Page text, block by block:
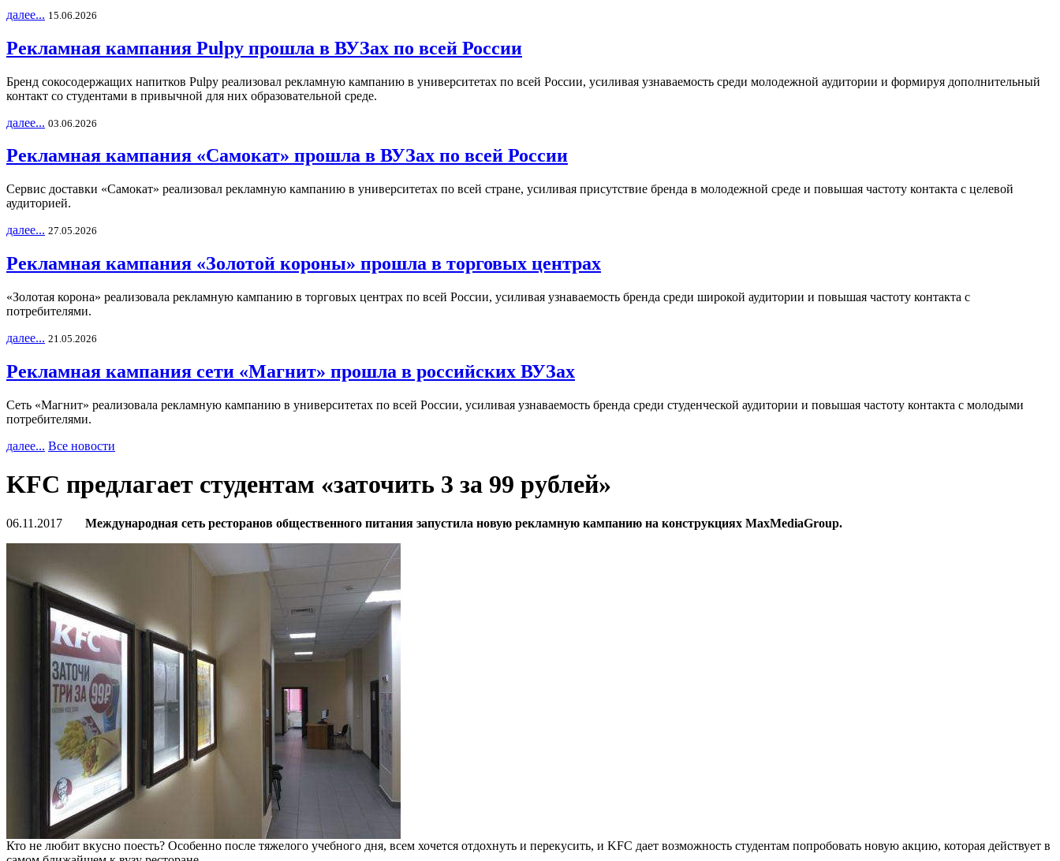
далее... 15.06.2026
Рекламная кампания Pulpy прошла в ВУЗах по всей России
Бренд сокосодержащих напитков Pulpy реализовал рекламную кампанию в университетах по всей России, усиливая узнаваемость среди молодежной аудитории и формируя дополнительный
контакт со студентами в привычной для них образовательной среде.
далее... 03.06.2026
Рекламная кампания «Самокат» прошла в ВУЗах по всей России
Сервис доставки «Самокат» реализовал рекламную кампанию в университетах по всей стране, усиливая присутствие бренда в молодежной среде и повышая частоту контакта с целевой
аудиторией.
далее... 27.05.2026
Рекламная кампания «Золотой короны» прошла в торговых центрах
«Золотая корона» реализовала рекламную кампанию в торговых центрах по всей России, усиливая узнаваемость бренда среди широкой аудитории и повышая частоту контакта с
потребителями.
далее... 21.05.2026
Рекламная кампания сети «Магнит» прошла в российских ВУЗах
Сеть «Магнит» реализовала рекламную кампанию в университетах по всей России, усиливая узнаваемость бренда среди студенческой аудитории и повышая частоту контакта с молодыми
потребителями.
далее... Все новости
KFC предлагает студентам «заточить 3 за 99 рублей»
06.11.2017 Международная сеть ресторанов общественного питания запустила новую рекламную кампанию на конструкциях MaxMediaGroup.
Кто не любит вкусно поесть? Особенно после тяжелого учебного дня, всем хочется отдохнуть и перекусить, и KFC дает возможность студентам попробовать новую акцию, которая действует в